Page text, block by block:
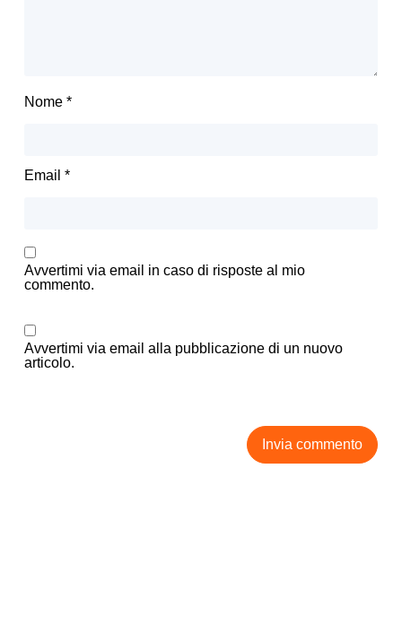
Nome *
Email *
Avvertimi via email in caso di risposte al mio
commento.
Avvertimi via email alla pubblicazione di un nuovo
articolo.